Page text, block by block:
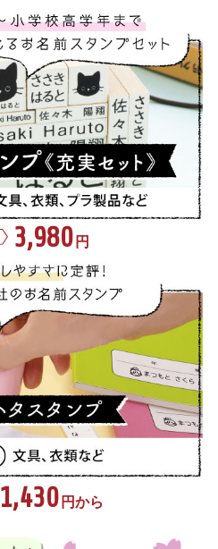
3,980 円
1,430 円から